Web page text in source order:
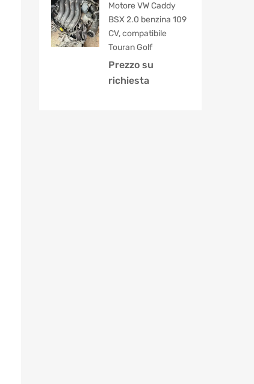
Motore VW Caddy
BSX 2.0 benzina 109
CV, compatibile
Touran Golf
Prezzo su
richiesta